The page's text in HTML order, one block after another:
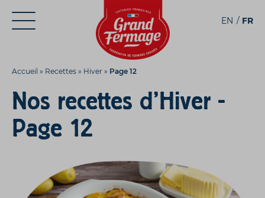
Aller
au
menu
Aller au
contenu
EN FR
Accueil » Recettes » Hiver » Page 12
Nos recettes d'Hiver -
Page 12